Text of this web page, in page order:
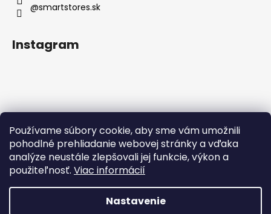
Používame súbory cookie, aby sme vám umožnili
pohodlné prehliadanie webovej stránky a vďaka
analýze neustále zlepšovali jej funkcie, výkon a
použiteľnosť. Viac informácií
Nastavenie
@smartstores.sk
Instagram
Sledovať na Instagrame